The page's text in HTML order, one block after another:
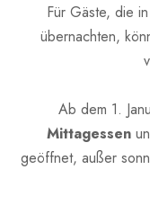
Für Gäste, die
übernachten,
Ab dem 1.
Mittagessen
geöffnet, außer